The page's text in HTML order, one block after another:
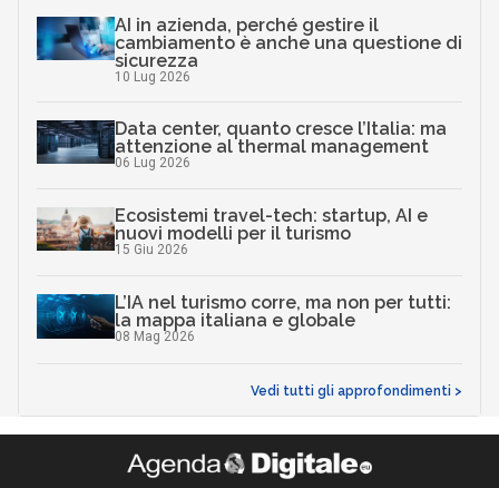
AI in azienda, perché gestire il
cambiamento è anche una questione di
sicurezza
10 Lug 2026
Data center, quanto cresce l’Italia: ma
attenzione al thermal management
06 Lug 2026
Ecosistemi travel-tech: startup, AI e
nuovi modelli per il turismo
15 Giu 2026
L’IA nel turismo corre, ma non per tutti:
la mappa italiana e globale
08 Mag 2026
Vedi tutti gli approfondimenti >